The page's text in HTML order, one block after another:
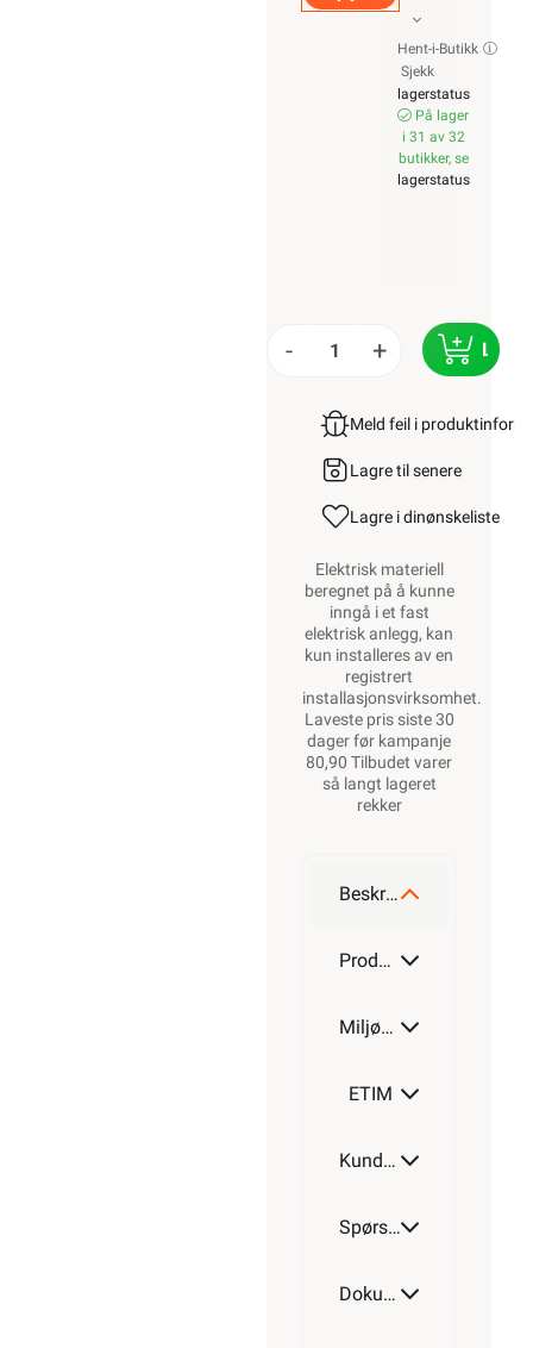
Hent-i-Butikk
Sjekk
lagerstatus
På lager
i 31 av 32
butikker, se
lagerstatus
- +
Meld feil i
Lagre til senere
Lagre i dinønskeliste
Elektrisk materiell
beregnet på å kunne
inngå i et fast
elektrisk anlegg, kan
kun installeres av en
registrert
installasjonsvirksomhet.
Laveste pris siste 30
dager før kampanje
80,90 Tilbudet varer
så langt lageret
rekker
Beskrivelse
Produktdetaljer
Miljøparametere
ETIM
Kundeomtale
Spørsmål og svar
Dokumentasjon